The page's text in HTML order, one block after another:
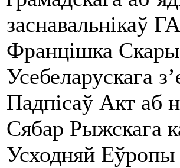
заснавальнікаў
Францішка
Усебеларускага
Падпісаў Акт аб
Сябар Рыжскага
Усходняй